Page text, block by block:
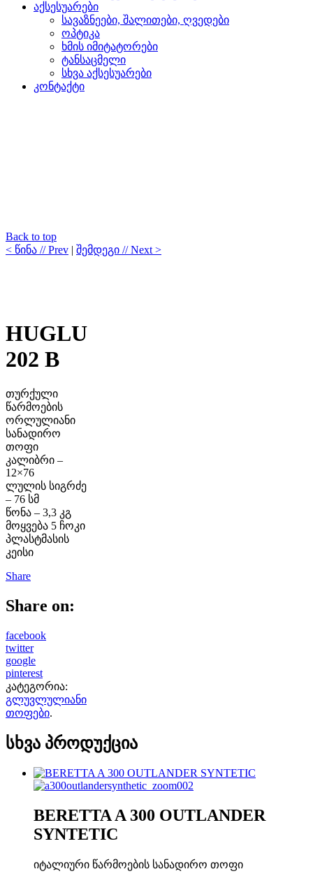
აქსესუარები
სავაზნეები, შალითები, ღვედები
ოპტიკა
ხმის იმიტატორები
ტანსაცმელი
სხვა აქსესუარები
კონტაქტი
Back to top
< წინა // Prev | შემდეგი // Next >
HUGLU
202 B
თურქული
წარმოების
ორლულიანი
სანადირო
თოფი
კალიბრი –
12×76
ლულის სიგრძე
– 76 სმ
წონა – 3,3 კგ
მოყვება 5 ჩოკი
პლასტმასის
კეისი
Share
Share on:
facebook
twitter
google
pinterest
კატეგორია:
გლუვლულიანი
თოფები.
სხვა პროდუქცია
BERETTA A 300 OUTLANDER
SYNTETIC
იტალიური წარმოების სანადირო თოფი